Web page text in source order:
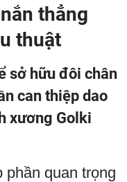
thẳng
thuật
sở hữu đôi chân
can thiệp dao
xương Golki
quan trọng